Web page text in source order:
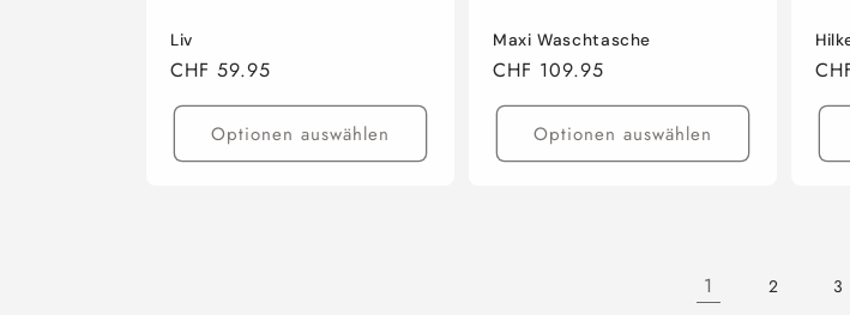
Liv
Normaler
Preis
CHF 59.95
Optionen auswählen
Maxi Waschtasche
Normaler
Preis
CHF 109.95
Optionen auswählen
1 2 3